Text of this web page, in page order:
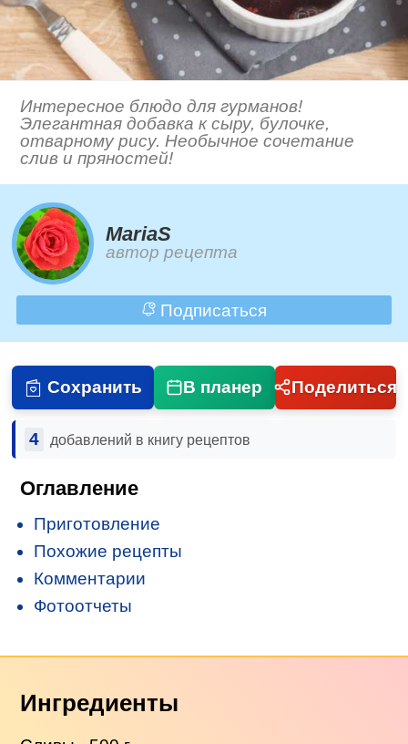
Интересное блюдо для гурманов!
Элегантная добавка к сыру, булочке,
отварному рису. Необычное сочетание
слив и пряностей!
MariaS
автор рецепта
Подписаться
Сохранить В планер Поделиться
4 добавлений в книгу рецептов
Оглавление
Приготовление
Похожие рецепты
Комментарии
Фотоотчеты
Ингредиенты